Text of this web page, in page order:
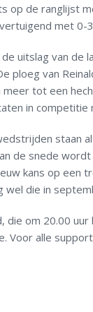
op de ranglijst
met 0-
uitslag van de
ploeg van
meer tot een
in competitie
staan
de snede
kans op een
wel die in
die om 20.00
Voor alle